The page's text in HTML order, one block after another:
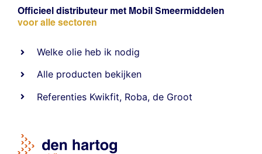
Officieel distributeur met Mobil Smeermiddelen
voor alle sectoren
Welke olie heb ik nodig
Alle producten bekijken
Referenties Kwikfit, Roba,de Groot